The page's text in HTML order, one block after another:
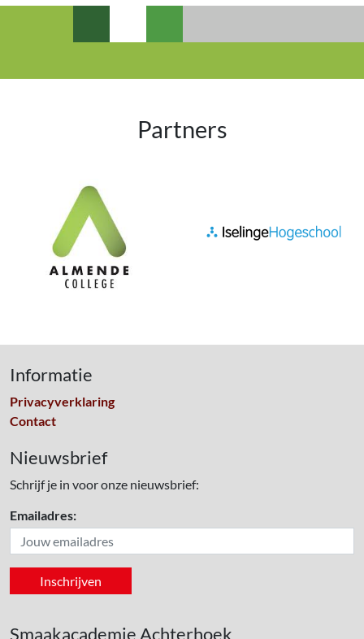
Partners
Informatie
Privacyverklaring
Contact
Nieuwsbrief
Schrijf je in voor onze nieuwsbrief:
Emailadres:
Smaakacademie Achterhoek